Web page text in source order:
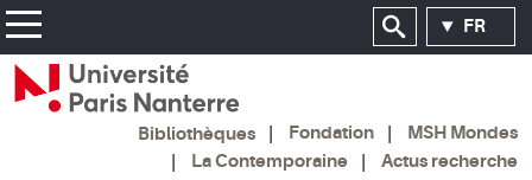
FR
Bibliothèques Fondation
MSH Mondes
La Contemporaine
Actus recherche